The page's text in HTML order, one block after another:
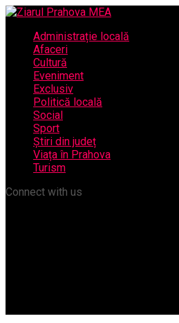
Administrație locală
Afaceri
Cultură
Eveniment
Exclusiv
Politică locală
Social
Sport
Știri din județ
Viața în Prahova
Turism
Connect with us